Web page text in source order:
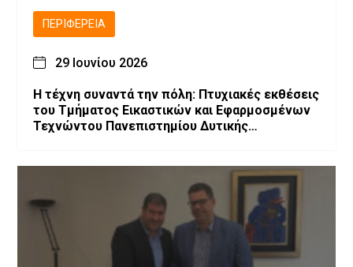
ΠΕΡΙΦΈΡΕΙΑ
29 Ιουνίου 2026
Η τέχνη συναντά την πόλη: Πτυχιακές εκθέσεις
του Τμήματος Εικαστικών και Εφαρμοσμένων
Τεχνώντου Πανεπιστημίου Δυτικής